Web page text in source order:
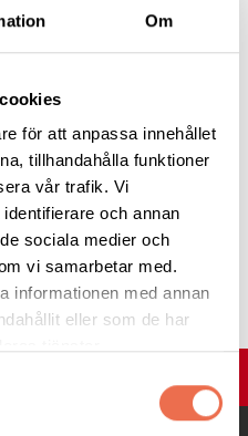
Om
för att anpassa innehållet
tillhandahålla funktioner
vår trafik. Vi
och annan
sociala medier och
vi samarbetar med.
informationen med annan
eller som de har
i centrala Stockholm!
som kan förköpas
hemifrån .
Tipsa